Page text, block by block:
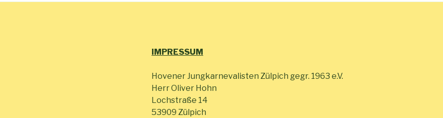
IMPRESSUM
Hovener Jungkarnevalisten Zülpich gegr. 1963 e.V.
Herr Oliver Hohn
Lochstraße 14
53909 Zülpich